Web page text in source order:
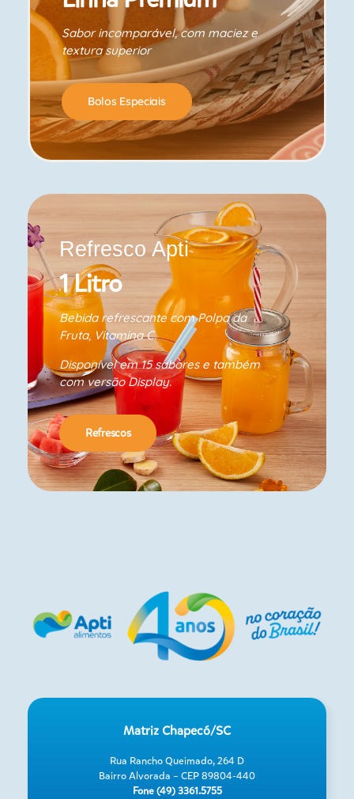
Sabor incomparável, com maciez e
textura superior
Bolos Especiais
Refresco Apti
1 Litro
Bebida refrescante com Polpa da
Fruta, Vitamina C.
Disponível em 15 sabores e também
com versão Display.
Refrescos
Matriz Chapecó/SC
Rua Rancho Queimado, 264 D
Bairro Alvorada – CEP 89804-440
Fone (49) 3361.5755